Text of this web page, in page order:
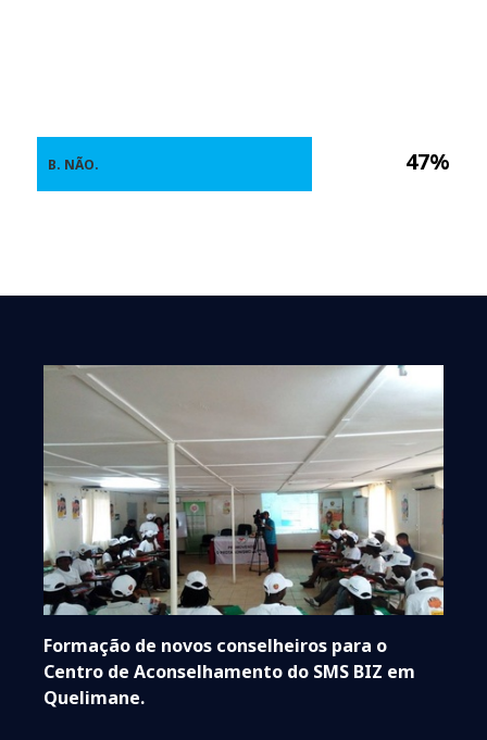
47%
B. NÃO.
Formação de novos conselheiros para o
Centro de Aconselhamento do SMS BIZ em
Quelimane.